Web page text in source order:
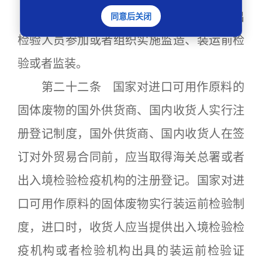
出入境检验检疫机构可以根据需要派出
检验人员参加或者组织实施监造、装运前检
验或者监装。
第二十二条 国家对进口可用作原料的
固体废物的国外供货商、国内收货人实行注
册登记制度，国外供货商、国内收货人在签
订对外贸易合同前，应当取得海关总署或者
出入境检验检疫机构的注册登记。国家对进
口可用作原料的固体废物实行装运前检验制
度，进口时，收货人应当提供出入境检验检
疫机构或者检验机构出具的装运前检验证
同意后关闭